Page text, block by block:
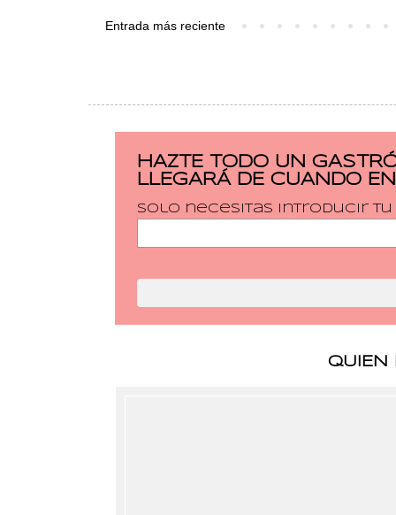
Entrada más reciente
HAZTE TODO UN
LLEGARÁ DE CUANDO
Solo necesitas introducir
QUIEN